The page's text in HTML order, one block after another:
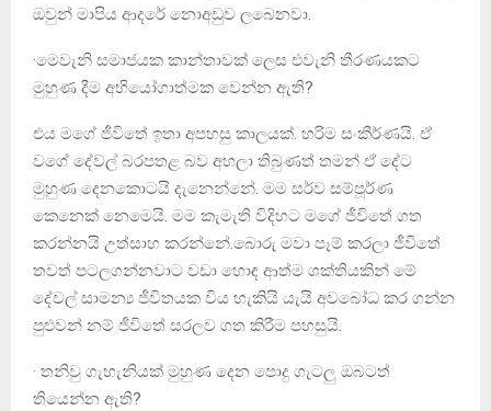
ඔවුන් මාපිය ආදරේ නොඅඩුව ලබෙනවා.
·මෙවැනි සමාජයක කාන්තාවක් ලෙස එවැනි තීරණයකට
මුහුණ දීම අභියෝගාත්මක වෙන්න ඇති?
එය මගේ ජීවිතේ ඉතා අපහසු කාලයක්. හරිම සංකීර්ණයි. ඒ
වගේ දේවල් බරපතළ බව අහලා තිබුණත් තමන් ඒ දේට
මුහුණ දෙනකොටයි දැනෙන්නේ. මම සර්ව සම්පූර්ණ
කෙනෙක් නෙමෙයි. මම කැමැති විදිහට මගේ ජීවිතේ ගත
කරන්නයි උත්සාහ කරන්නේ.බොරු මවා පෑම් කරලා ජීවිතේ
තවත් පටලගන්නවාට වඩා හොඳ ආත්ම ශක්තියකින් මේ
දේවල් සාමන්‍ය ජීවිතයක විය හැකියි යැයි අවබෝධ කර ගන්න
පුළුවන් නම් ජීවිතේ සරලව ගත කිරීම පහසුයි.
· තනිවු ගැහැනියක් මුහුණ දෙන පොදු ගැටලු ඔබටත්
තියෙන්න ඇති?